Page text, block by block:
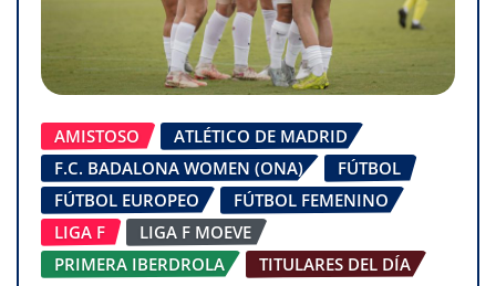
AMISTOSO
ATLÉTICO DE MADRID
F.C. BADALONA WOMEN (ONA)
FÚTBOL
FÚTBOL EUROPEO
FÚTBOL FEMENINO
LIGA F
LIGA F MOEVE
PRIMERA IBERDROLA
TITULARES DEL DÍA